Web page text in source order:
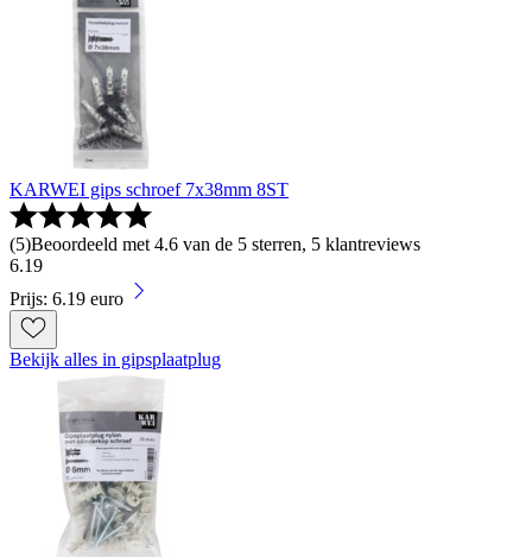
KARWEI gips schroef 7x38mm 8ST
(5)Beoordeeld met 4.6 van de 5 sterren, 5 klantreviews
6.19
Prijs: 6.19 euro
Bekijk alles in gipsplaatplug